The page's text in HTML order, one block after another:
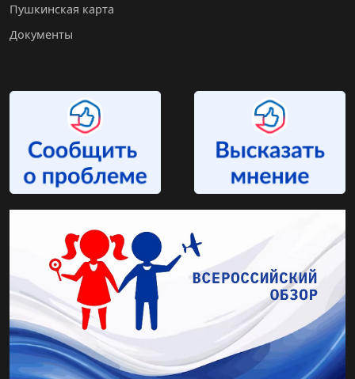
Пушкинская карта
Документы